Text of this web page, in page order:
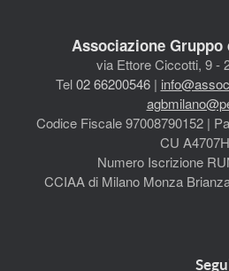
Associazione Gruppo
via Ettore Ciccotti, 9 -
Tel02 66200546|
Codice Fiscale 97008790152 |
CU
Numero Iscrizione
CCIAA di Milano Monza